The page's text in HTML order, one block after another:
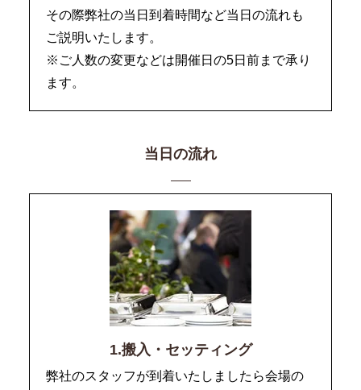
その際弊社の当日到着時間など当日の流れも
ご説明いたします。
※ご人数の変更などは開催日の5日前まで承り
ます。
当日の流れ
1.搬入・セッティング
弊社のスタッフが到着いたしましたら会場の